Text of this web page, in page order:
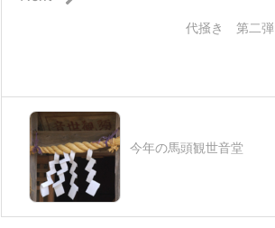
代掻き 第二弾
今年の馬頭観世音堂